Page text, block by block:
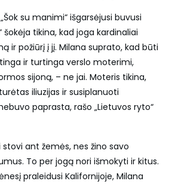
su manimi“ išgarsėjusi buvusi
šokėja tikina, kad joga kardinaliai
ir požiūrį į jį. Milana suprato, kad būti
ir turtinga verslo moterimi,
sijoną, – ne jai. Moteris tikina,
iliuzijas ir susiplanuoti
paprasta, rašo „Lietuvos ryto“
ant žemės, nes žino savo
To per jogą nori išmokyti ir kitus.
praleidusi Kalifornijoje, Milana